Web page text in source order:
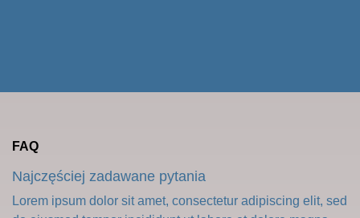
FAQ
Najczęściej zadawane pytania
Lorem ipsum dolor sit amet, consectetur adipiscing elit, sed